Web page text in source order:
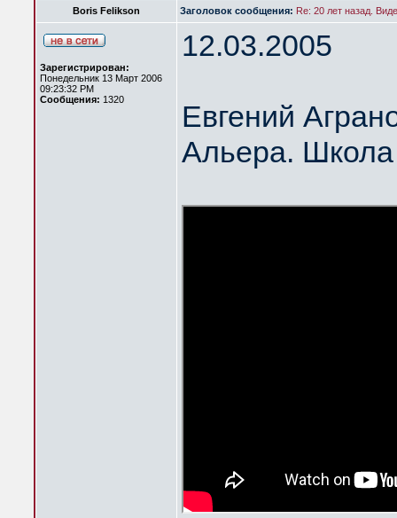
Boris Felikson Заголовок сообщения: Re: 20 лет назад.
Зарегистрирован:
Понедельник 13 Март 2006
09:23:32 PM
Сообщения: 1320
12.03.2005
Евгений
Альера. Школа